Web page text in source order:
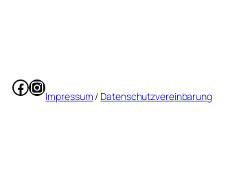
Facebook
Instagram
Impressum / Datenschutzvereinbarung